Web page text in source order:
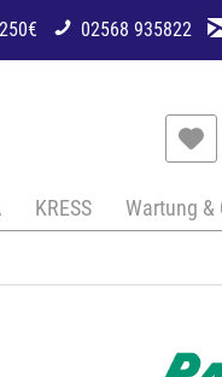
02568 935822
KRESS Wartung &